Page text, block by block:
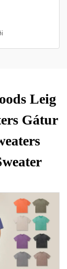
Leig
Gátur